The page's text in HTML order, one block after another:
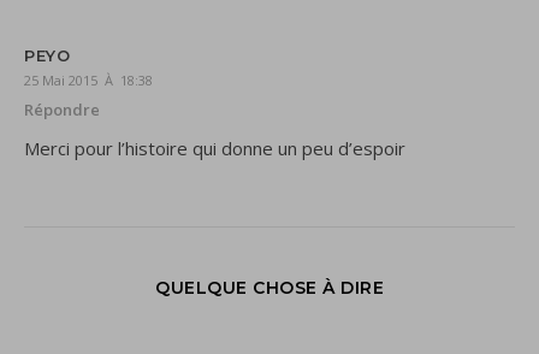
PEYO
25 Mai 2015 À 18:38
Répondre
Merci pour l’histoire qui donne un peu d’espoir
QUELQUE CHOSE À DIRE